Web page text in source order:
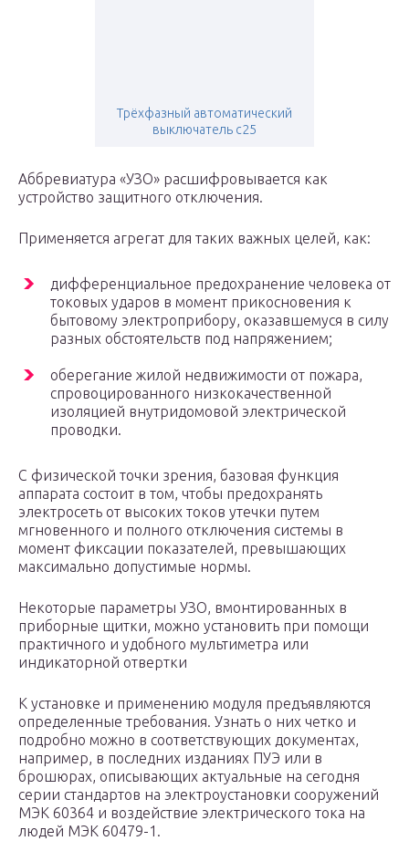
Трёхфазный автоматический
выключатель с25
Аббревиатура «УЗО» расшифровывается как
устройство защитного отключения.
Применяется агрегат для таких важных целей, как:
дифференциальное предохранение человека от
токовых ударов в момент прикосновения к
бытовому электроприбору, оказавшемуся в силу
разных обстоятельств под напряжением;
оберегание жилой недвижимости от пожара,
спровоцированного низкокачественной
изоляцией внутридомовой электрической
проводки.
С физической точки зрения, базовая функция
аппарата состоит в том, чтобы предохранять
электросеть от высоких токов утечки путем
мгновенного и полного отключения системы в
момент фиксации показателей, превышающих
максимально допустимые нормы.
Некоторые параметры УЗО, вмонтированных в
приборные щитки, можно установить при помощи
практичного и удобного мультиметра или
индикаторной отвертки
К установке и применению модуля предъявляются
определенные требования. Узнать о них четко и
подробно можно в соответствующих документах,
например, в последних изданиях ПУЭ или в
брошюрах, описывающих актуальные на сегодня
серии стандартов на электроустановки сооружений
МЭК 60364 и воздействие электрического тока на
людей МЭК 60479-1.